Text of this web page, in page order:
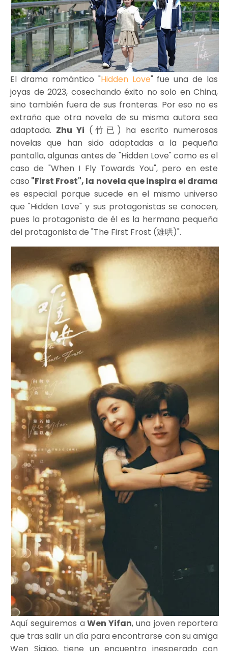
El drama romántico "Hidden Love" fue una de las
joyas de 2023, cosechando éxito no solo en China,
sino también fuera de sus fronteras. Por eso no es
extraño que otra novela de su misma autora sea
adaptada. Zhu Yi (竹已) ha escrito numerosas
novelas que han sido adaptadas a la pequeña
pantalla, algunas antes de "Hidden Love" como es el
caso de "When I Fly Towards You", pero en este
caso "First Frost", la novela que inspira el drama
es especial porque sucede en el mismo universo
que "Hidden Love" y sus protagonistas se conocen,
pues la protagonista de él es la hermana pequeña
del protagonista de "The First Frost (难哄)".
Aquí seguiremos aWen Yifan, una joven reportera
que tras salir un día para encontrarse con su amiga